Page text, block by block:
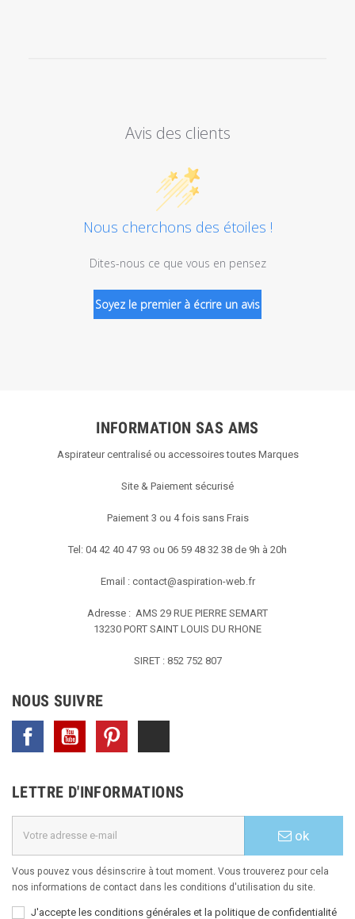
Avis des clients
Nous cherchons des étoiles !
Dites-nous ce que vous en pensez
Soyez le premier à écrire un avis
INFORMATION SAS AMS
Aspirateur centralisé ou accessoires toutes Marques
Site & Paiement sécurisé
Paiement 3 ou 4 fois sans Frais
Tel: 04 42 40 47 93 ou 06 59 48 32 38 de 9h à 20h
Email : contact@aspiration-web.fr
Adresse : AMS 29 RUE PIERRE SEMART
13230 PORT SAINT LOUIS DU RHONE
SIRET : 852 752 807
NOUS SUIVRE
Facebook YouTube
LETTRE D'INFORMATIONS
ok
Vous pouvez vous désinscrire à tout moment. Vous trouverez pour cela
nos informations de contact dans les conditions d'utilisation du site.
J'accepte les conditions générales et la politique de confidentialité